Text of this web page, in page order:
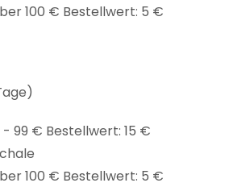
100 € Bestellwert: 5 €
99 € Bestellwert: 15 €
100 € Bestellwert: 5 €